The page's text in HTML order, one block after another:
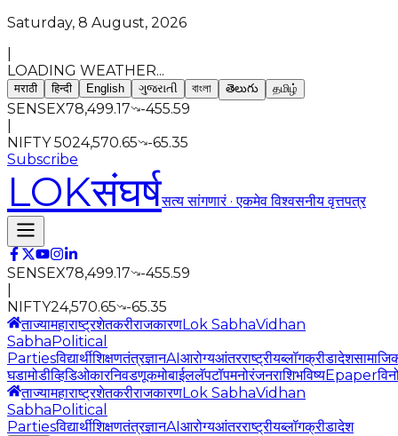
Saturday, 8 August, 2026
LOADING WEATHER...
मराठी हिन्दी English ગુજરાતી বাংলা తెలుగు தமிழ்
SENSEX78,499.17
-455.59
NIFTY 5024,570.65
-65.35
Subscribe
LOKसंघर्षसत्य सांगणारं · एकमेव विश्वसनीय वृत्तपत्र
SENSEX78,499.17
-455.59
NIFTY24,570.65
-65.35
ताज्यामहाराष्ट्रशेतकरीराजकारणLok SabhaVidhan
SabhaPolitical
Partiesविद्यार्थीशिक्षणतंत्रज्ञानAIआरोग्यआंतरराष्ट्रीयब्लॉगक्रीडादेश
घडामोडीव्हिडिओकारनिवडणूकमोबाईललॅपटॉपमनोरंजनराशिभविष्यEpaper
ताज्यामहाराष्ट्रशेतकरीराजकारणLok SabhaVidhan
SabhaPolitical
Partiesविद्यार्थीशिक्षणतंत्रज्ञानAIआरोग्यआंतरराष्ट्रीयब्लॉगक्रीडादेश